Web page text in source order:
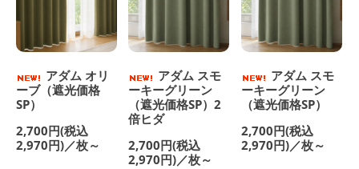
アダム オリ
ーブ（遮光価格
SP）
2,700円(税込
2,970円)／枚～
アダム スモ
ーキーグリーン
（遮光価格SP）2
倍ヒダ
2,700円(税込
2,970円)／枚～
アダム スモ
ーキーグリーン
（遮光価格SP）
2,700円(税込
2,970円)／枚～